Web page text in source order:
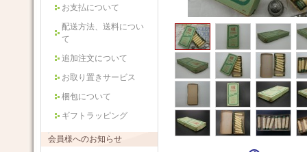
お支払について
配送方法、送料につい
て
追加注文について
お取り置きサービス
梱包について
ギフトラッピング
会員様へのお知らせ